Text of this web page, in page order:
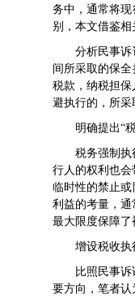
务中，通常将现
别，本文借鉴相
分析民事诉讼
间所采取的保
税款，纳税担
避执行的，所采
明确提出“税
税务强制执行
行人的权利也
临时性的禁止
利益的考量，
最大限度保障了
增设税收执
比照民事诉
要方向，笔者